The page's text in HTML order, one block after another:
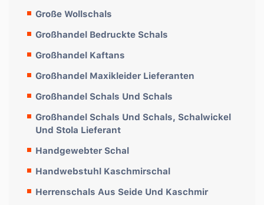
Große Wollschals
Großhandel Bedruckte Schals
Großhandel Kaftans
Großhandel Maxikleider Lieferanten
Großhandel Schals Und Schals
Großhandel Schals Und Schals, Schalwickel
Und Stola Lieferant
Handgewebter Schal
Handwebstuhl Kaschmirschal
Herrenschals Aus Seide Und Kaschmir